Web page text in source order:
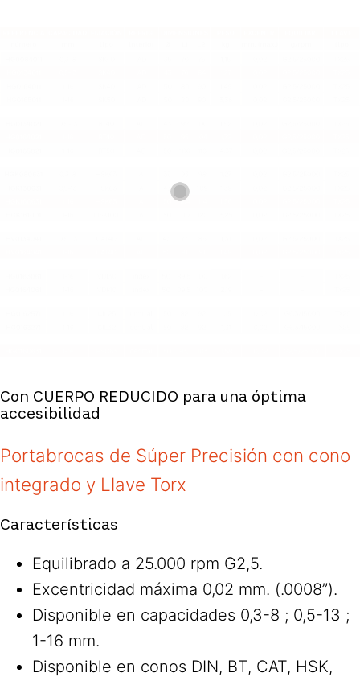
Con CUERPO REDUCIDO para una óptima
accesibilidad
Portabrocas de Súper Precisión con cono
integrado y Llave Torx
Características
Equilibrado a 25.000 rpm G2,5.
Excentricidad máxima 0,02 mm. (.0008”).
Disponible en capacidades 0,3-8 ; 0,5-13 ;
1-16 mm.
Disponible en conos DIN, BT, CAT, HSK,